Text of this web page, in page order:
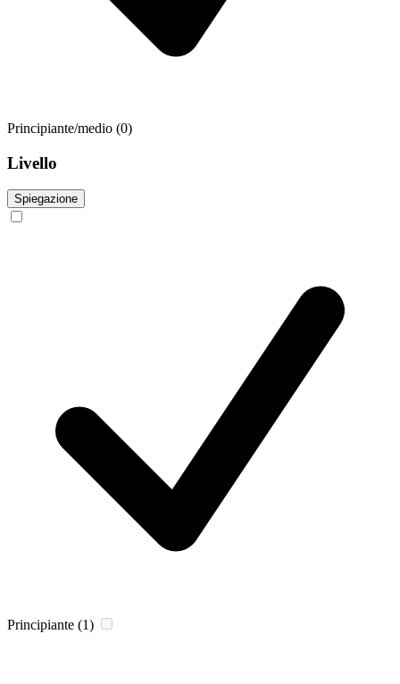
Principiante/medio (0)
Livello
Spiegazione
Principiante (1)